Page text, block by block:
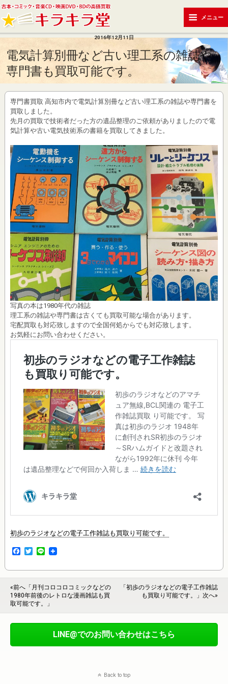
メニュー
2016年12月11日
電気計算別冊など古い理工系の雑誌や
専門書も買取可能です。
専門書買取 高知市内で電気計算別冊など古い理工系の雑誌や専門書を
買取しました。
先月の買取で技術者だった方の遺品整理のご依頼がありましたので電
気計算や古い電気技術系の書籍を買取してきました。
写真の本は1980年代の雑誌
理工系の雑誌や専門書は古くても買取可能な場合があります。
宅配買取も対応致しますので全国何処からでも対応致します。
お気軽にお問い合わせください。
初歩のラジオなどの電子工作雑誌も買取り可能です。
F
e
o
o
k
T
t
t
e
r
L
e
«前へ「月刊コロコロコミックなどの
1980年前後のレトロな漫画雑誌も買
取可能です。」
「初歩のラジオなどの電子工作雑誌
も買取り可能です。」次へ»
LINE@でのお問い合わせはこちら
Back to top